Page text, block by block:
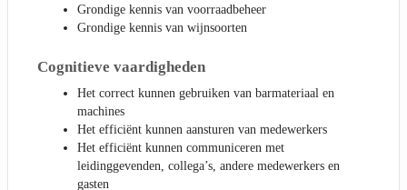
Grondige kennis van voorraadbeheer
Grondige kennis van wijnsoorten
Cognitieve vaardigheden
Het correct kunnen gebruiken van barmateriaal en
machines
Het efficiënt kunnen aansturen van medewerkers
Het efficiënt kunnen communiceren met
leidinggevenden, collega’s, andere medewerkers en
gasten